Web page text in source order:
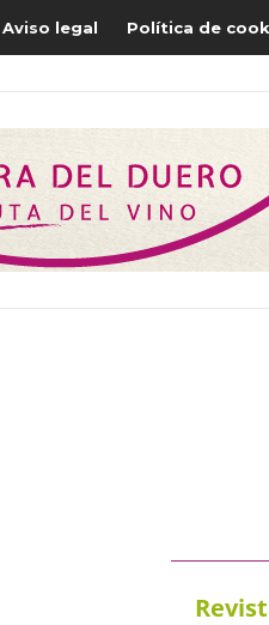
Aviso legal Política de